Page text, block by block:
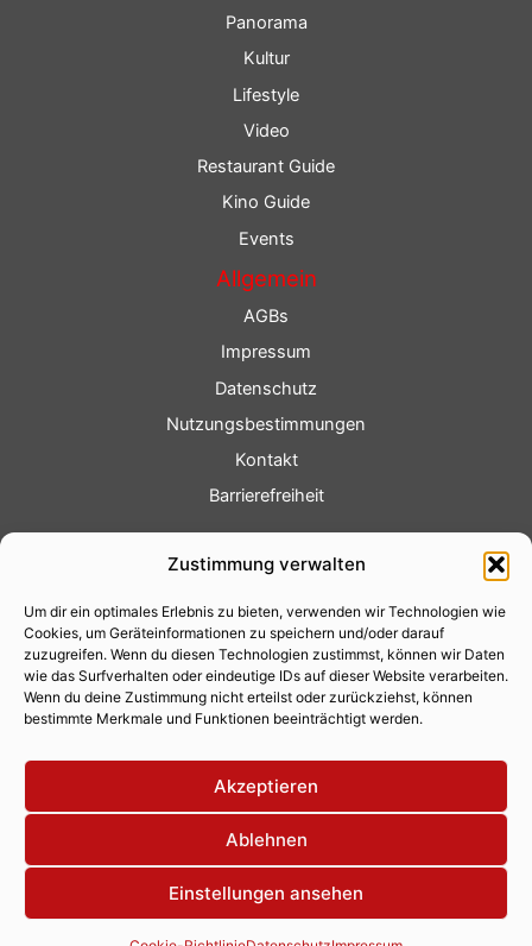
Zustimmung verwalten
Um dir ein optimales Erlebnis zu bieten, verwenden wir Technologien wie
Cookies, um Geräteinformationen zu speichern und/oder darauf
zuzugreifen. Wenn du diesen Technologien zustimmst, können wir Daten
wie das Surfverhalten oder eindeutige IDs auf dieser Website verarbeiten.
Wenn du deine Zustimmung nicht erteilst oder zurückziehst, können
bestimmte Merkmale und Funktionen beeinträchtigt werden.
Akzeptieren
Ablehnen
Einstellungen ansehen
Panorama
Kultur
Lifestyle
Video
Restaurant Guide
Kino Guide
Events
Allgemein
AGBs
Impressum
Datenschutz
Nutzungsbestimmungen
Kontakt
Barrierefreiheit
Fotoservice
Videoservice
Werbung
Contenterstellung
Lokalnachrichten
Lokalfernsehen